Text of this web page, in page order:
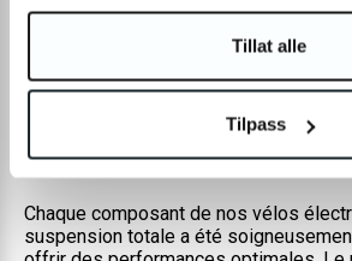
Tillat alle
Tilpass
aventures extrêmes. Avec leur
sont prêts à vous accompagner
Le Moteur Puissant des Vélos
Chaque composant de nos vélos
suspension totale a été